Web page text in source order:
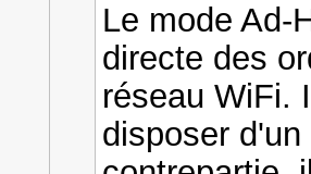
Le mode Ad-
directe des
réseau WiFi.
disposer